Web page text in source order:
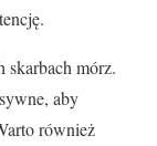
skarbach mórz.
aby
również